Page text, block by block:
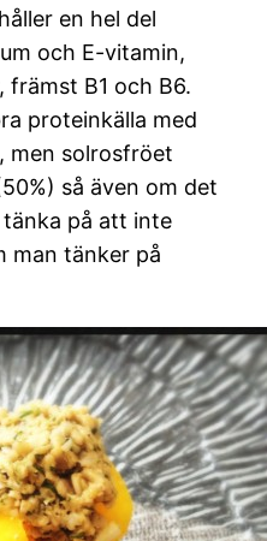
en hel del
och E-vitamin,
främst B1 och B6.
proteinkälla med
men solrosfröet
så även om det
på att inte
man tänker på